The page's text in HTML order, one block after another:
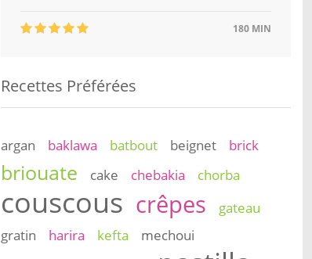
180 MIN
Recettes Préférées
argan baklawa batbout beignet brick
briouate cake chebakia chorba
couscous crêpes
gateau
gratin
harira kefta mechoui